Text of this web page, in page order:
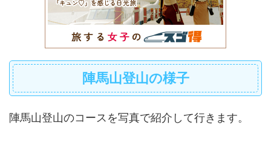
陣馬山登山の様子
陣馬山登山のコースを写真で紹介して行きます。